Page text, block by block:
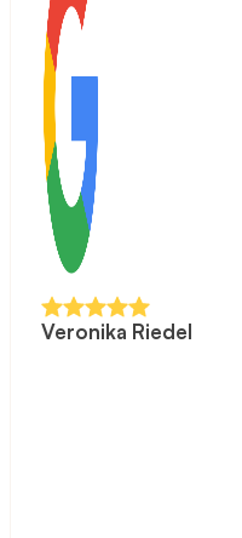
Veronika Riedel